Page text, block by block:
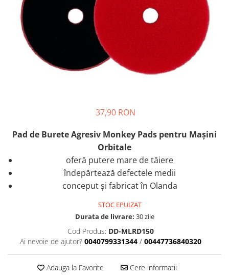
37,90 RON
Pad de Burete Agresiv Monkey Pads pentru Maşini
Orbitale
oferă putere mare de tăiere
îndepărtează defectele medii
conceput şi fabricat în Olanda
STOC EPUIZAT
Durata de livrare: 30 zile
Cod Produs: DD-MLRD150
Ai nevoie de ajutor? 0040799331344 / 00447736840320
Adauga la Favorite Cere informatii